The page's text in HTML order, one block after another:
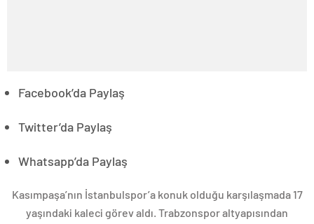
Facebook’da Paylaş
Twitter’da Paylaş
Whatsapp’da Paylaş
Kasımpaşa’nın İstanbulspor’a konuk olduğu karşılaşmada 17
yaşındaki kaleci görev aldı. Trabzonspor altyapısından